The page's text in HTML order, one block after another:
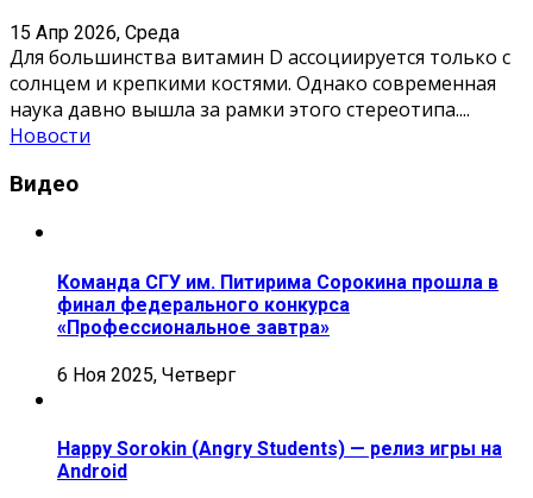
15 Апр 2026, Среда
Для большинства витамин D ассоциируется только с
солнцем и крепкими костями. Однако современная
наука давно вышла за рамки этого стереотипа....
Новости
Видео
Команда СГУ им. Питирима Сорокина прошла в
финал федерального конкурса
«Профессиональное завтра»
6 Ноя 2025, Четверг
Happy Sorokin (Angry Students) — релиз игры на
Android